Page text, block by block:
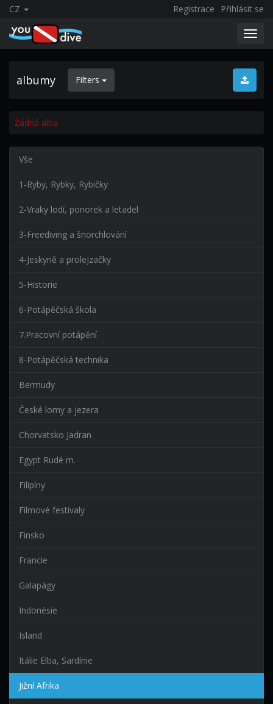
CZ Registrace Přihlásit se
albumy Filters
Žádná alba.
Vše
1-Ryby, Rybky, Rybičky
2-Vraky lodí, ponorek a letadel
3-Freediving a šnorchlování
4-Jeskyně a prolejzačky
5-Historie
6-Potápěčská škola
7.Pracovní potápění
8-Potápěčská technika
Bermudy
České lomy a jezera
Chorvatsko Jadran
Egypt Rudé m.
Filipíny
Filmové festivaly
Finsko
Francie
Galapágy
Indonésie
Island
Itálie Elba, Sardínie
Jižní Afrika